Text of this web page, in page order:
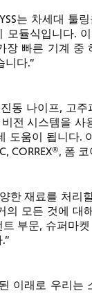
는 차세대 툴
모듈식입니다.
장 빠른 기계 중
니다.
동 나이프, 고
비전 시스템을 사
도움이 됩니다.
CORREX®, 폼
한 재료를 처리
의 모든 것에 대
부문, 슈퍼마
된 이래로 우리